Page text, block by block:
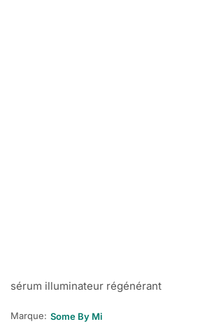
sérum illuminateur régénérant
Marque: Some By Mi